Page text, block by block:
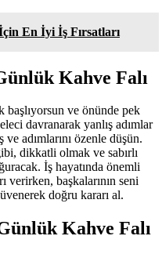
En İyi İş Fırsatları
Kahve Falı
ve önünde pek
davranarak yanlış adımlar
adımlarını özenle düşün.
dikkatli olmak ve sabırlı
İş hayatında önemli
verirken, başkalarının seni
doğru kararı al.
Kahve Falı